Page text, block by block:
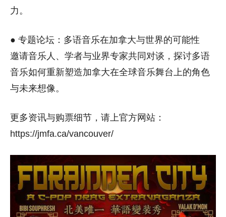
力。
● 专题论坛：多语音乐在加拿大与世界的可能性
邀请音乐人、学者与业界专家共同对谈，探讨多语
音乐如何重新塑造加拿大在全球音乐舞台上的角色
与未来想像。
更多资讯与购票细节，请上官方网站：
https://jmfa.ca/vancouver/